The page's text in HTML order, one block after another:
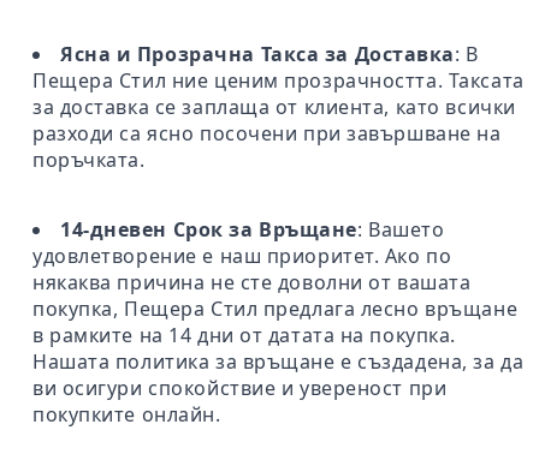
Ясна и Прозрачна Такса за Доставка: В
Пещера Стил ние ценим прозрачността. Таксата
за доставка се заплаща от клиента, като всички
разходи са ясно посочени при завършване на
поръчката.
14-дневен Срок за Връщане: Вашето
удовлетворение е наш приоритет. Ако по
някаква причина не сте доволни от вашата
покупка, Пещера Стил предлага лесно връщане
в рамките на 14 дни от датата на покупка.
Нашата политика за връщане е създадена, за да
ви осигури спокойствие и увереност при
покупките онлайн.